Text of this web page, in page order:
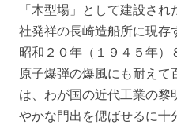
「木型場」として建設さ
社発祥の長崎造船所に現存
昭和２０年（１９４５年
原子爆弾の爆風にも耐え
は、わが国の近代工業の
やかな門出を偲ばせるに十